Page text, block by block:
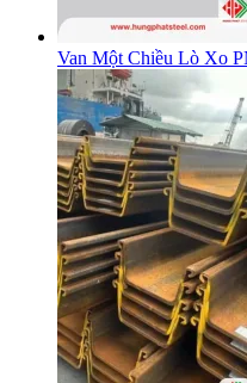
Van Một Chiều Lò Xo